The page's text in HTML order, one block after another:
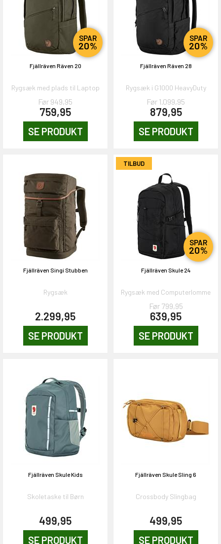
SPAR
20%
Fjällräven Räven 20
Rygsæk med plads til Laptop
Før 949,95
759,95
SE PRODUKT
SPAR
20%
Fjällräven Räven 28
Rygsæk i G1000 HeavyDuty
Før 1.099,95
879,95
SE PRODUKT
Fjällräven Singi Stubben
Rygsæk
2.299,95
SE PRODUKT
TILBUD
SPAR
20%
Fjällräven Skule 24
Rygsæk med Computerlomme
Før 799,95
639,95
SE PRODUKT
Fjällräven Skule Kids
Skoletaske til Børn
499,95
SE PRODUKT
Fjällräven Skule Sling 6
Crossbody Slingbag
499,95
SE PRODUKT